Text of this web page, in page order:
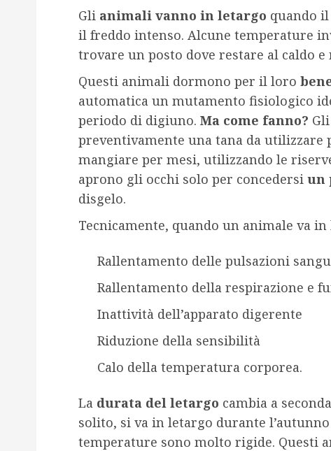
Gli animali vanno in letargo quando
il freddo intenso. Alcune temperature
trovare un posto dove restare al caldo e
Questi animali dormono per il loro
automatica un mutamento fisiologico
periodo di digiuno. Ma come fanno?
preventivamente una tana da utilizzare
mangiare per mesi, utilizzando le
aprono gli occhi solo per concedersi un
disgelo.
Tecnicamente, quando un animale va
Rallentamento delle pulsazioni
Rallentamento della respirazione e
Inattività dell’apparato digerente
Riduzione della sensibilità
Calo della temperatura corporea.
La durata del letargo cambia a
solito, si va in letargo durante
temperature sono molto rigide. Questi